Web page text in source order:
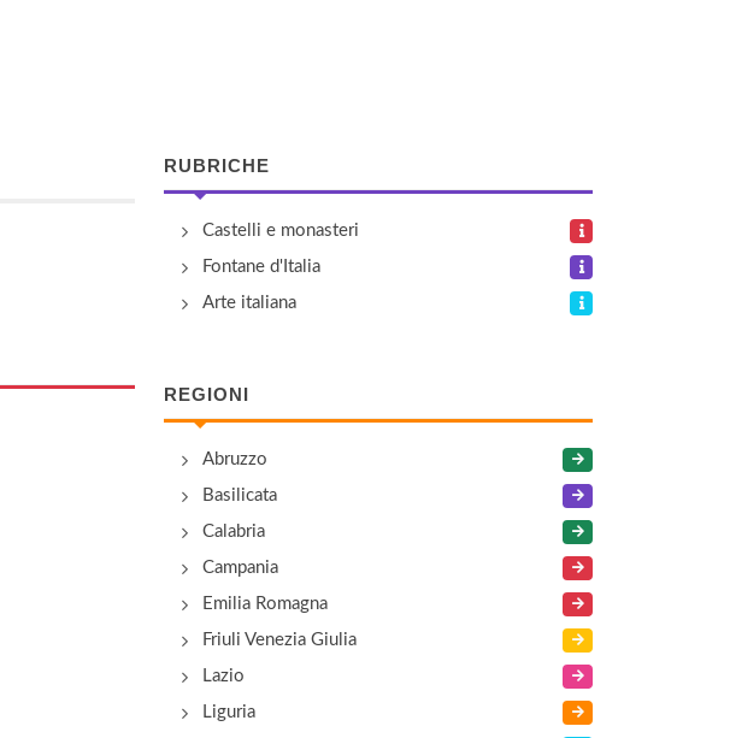
RUBRICHE
Castelli e monasteri
Fontane d'Italia
Arte italiana
REGIONI
Abruzzo
Basilicata
Calabria
Campania
Emilia Romagna
Friuli Venezia Giulia
Lazio
Liguria